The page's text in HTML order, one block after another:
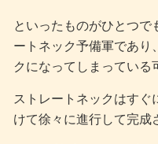
といったものがひとつで
ートネック予備軍であり
クになってしまっている
ストレートネックはす
けて徐々に進行して完成